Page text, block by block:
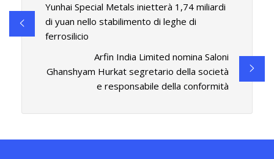
Yunhai Special Metals inietterà 1,74 miliardi
di yuan nello stabilimento di leghe di
ferrosilicio
Arfin India Limited nomina Saloni
Ghanshyam Hurkat segretario della società
e responsabile della conformità